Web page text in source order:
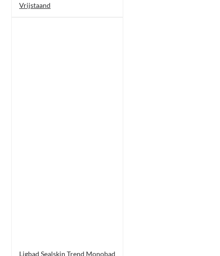
Vrijstaand
Ligbad Sealskin Trend Monobad